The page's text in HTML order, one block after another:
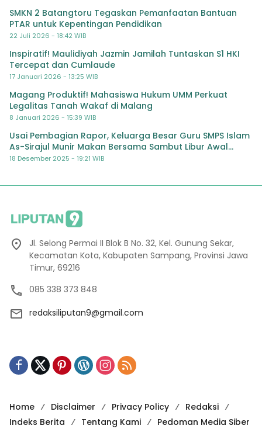
SMKN 2 Batangtoru Tegaskan Pemanfaatan Bantuan
PTAR untuk Kepentingan Pendidikan
22 Juli 2026 - 18:42 WIB
Inspiratif! Maulidiyah Jazmin Jamilah Tuntaskan S1 HKI
Tercepat dan Cumlaude
17 Januari 2026 - 13:25 WIB
Magang Produktif! Mahasiswa Hukum UMM Perkuat
Legalitas Tanah Wakaf di Malang
8 Januari 2026 - 15:39 WIB
Usai Pembagian Rapor, Keluarga Besar Guru SMPS Islam
As-Sirajul Munir Makan Bersama Sambut Libur Awal
Semester
18 Desember 2025 - 19:21 WIB
Jl. Selong Permai II Blok B No. 32, Kel. Gunung Sekar,
Kecamatan Kota, Kabupaten Sampang, Provinsi Jawa
Timur, 69216
085 338 373 848
redaksiliputan9@gmail.com
Home Disclaimer Privacy Policy
Redaksi
Indeks Berita
Tentang Kami Pedoman Media Siber